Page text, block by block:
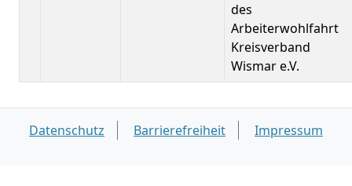
des
Arbeiterwohlfahrt
Kreisverband
Wismar e.V.
Datenschutz Barrierefreiheit Impressum